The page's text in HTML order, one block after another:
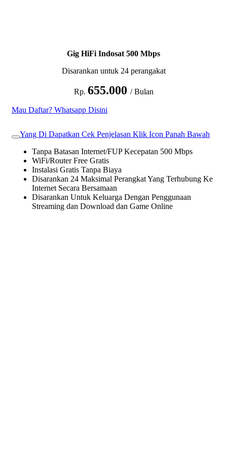
Gig HiFi Indosat 500 Mbps
Disarankan untuk 24 perangakat
Rp. 655.000 / Bulan
Mau Daftar? Whatsapp Disini
Yang Di Dapatkan Cek Penjelasan Klik Icon Panah Bawah
Tanpa Batasan Internet/FUP Kecepatan 500 Mbps
WiFi/Router Free Gratis
Instalasi Gratis Tanpa Biaya
Disarankan 24 Maksimal Perangkat Yang Terhubung Ke
Internet Secara Bersamaan
Disarankan Untuk Keluarga Dengan Penggunaan
Streaming dan Download dan Game Online